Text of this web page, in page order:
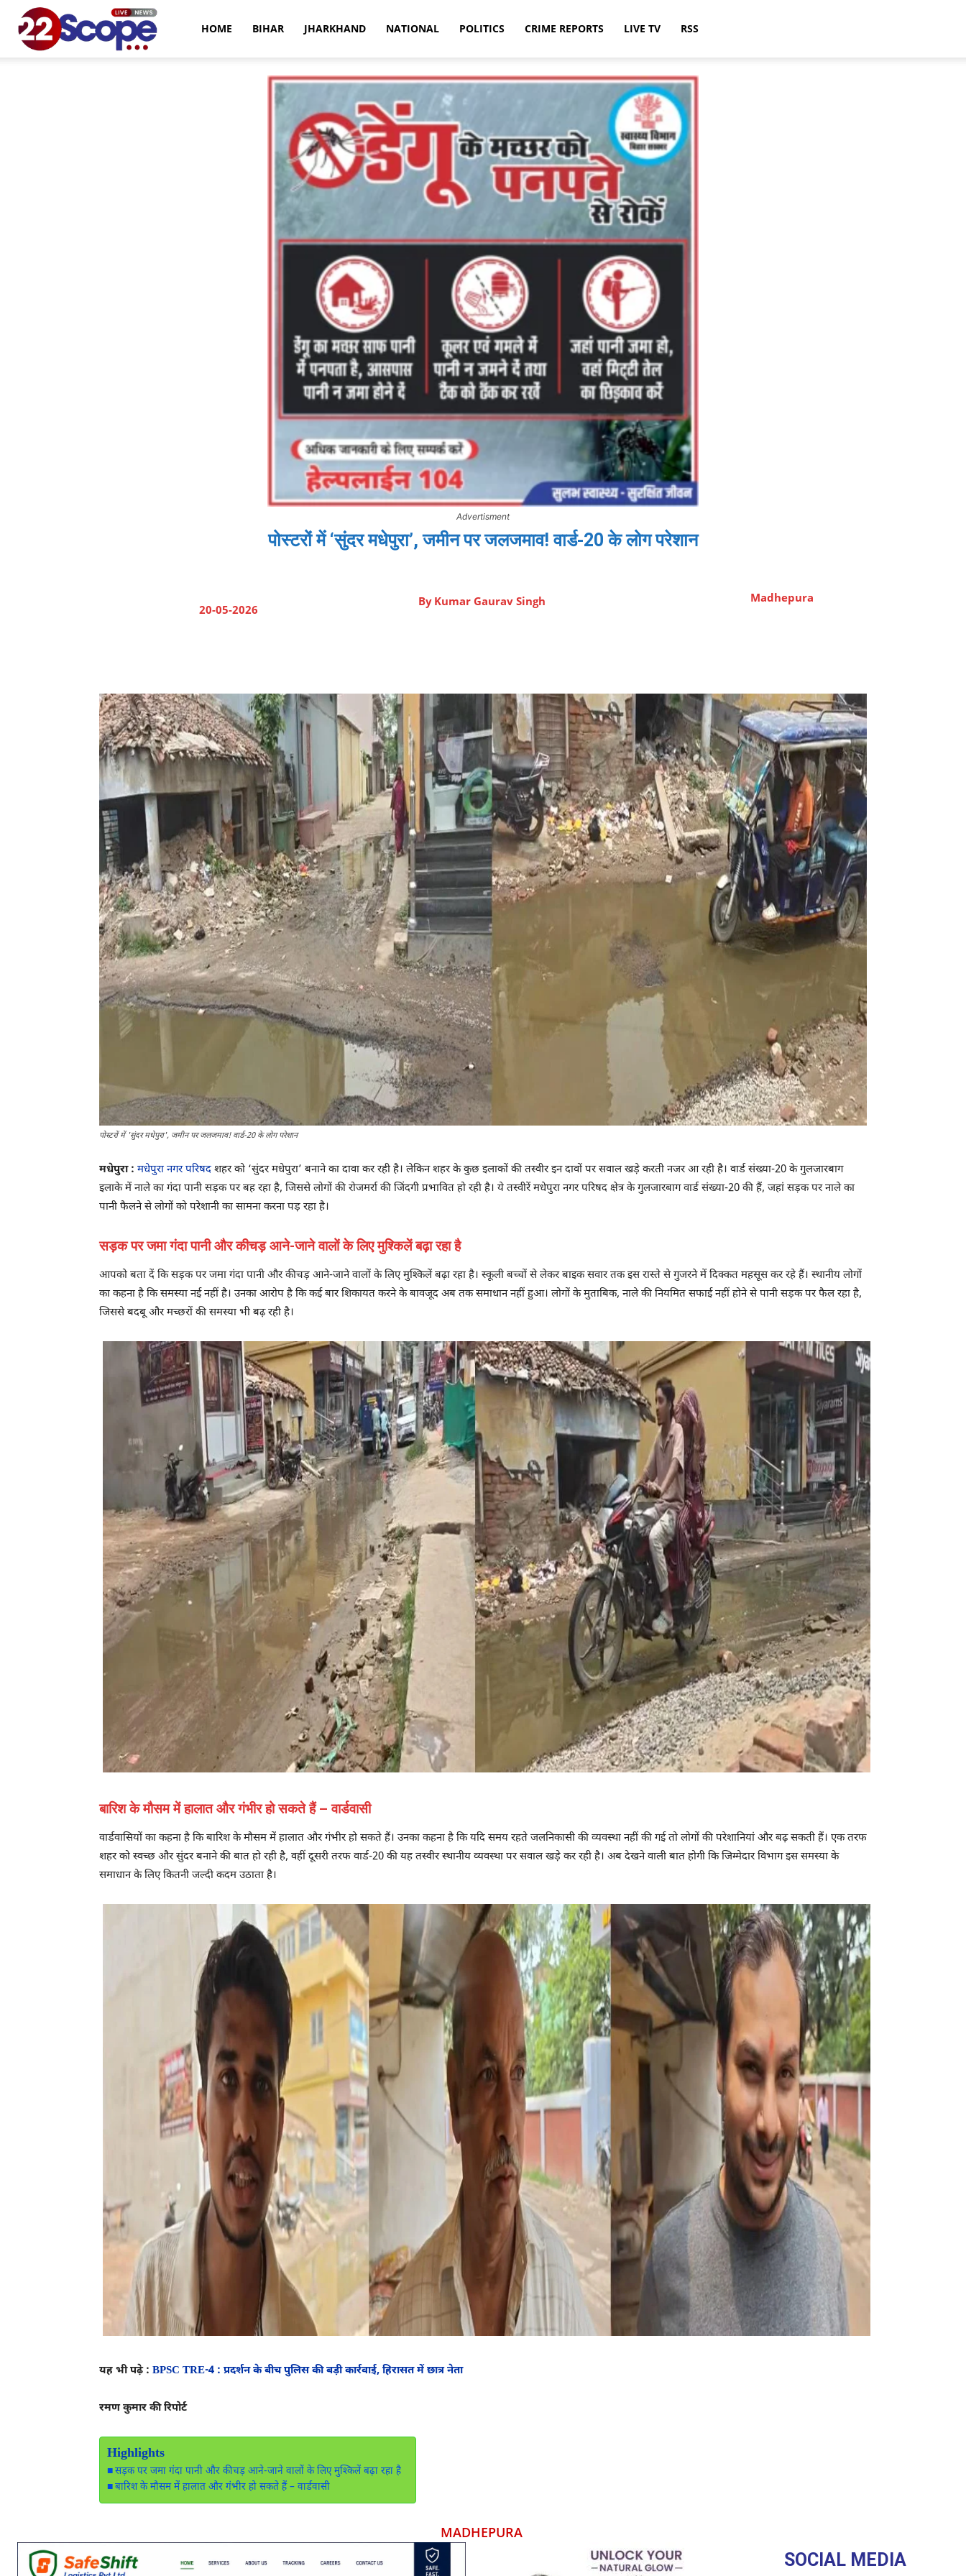
HOME BIHAR JHARKHAND NATIONAL POLITICS CRIME REPORTS LIVE TV RSS
Advertisment
पोस्टरों में ‘सुंदर मधेपुरा’, जमीन पर जलजमाव! वार्ड-20 के लोग परेशान
20-05-2026
By Kumar Gaurav Singh Madhepura
पोस्टरों में 'सुंदर मधेपुरा', जमीन पर जलजमाव! वार्ड-20 के लोग परेशान
मधेपुरा : मधेपुरा नगर परिषद शहर को ‘सुंदर मधेपुरा’ बनाने का दावा कर रही है। लेकिन शहर के कुछ इलाकों की तस्वीर इन दावों पर सवाल खड़े करती नजर आ रही है। वार्ड संख्या-20 के गुलजारबाग
इलाके में नाले का गंदा पानी सड़क पर बह रहा है, जिससे लोगों की रोजमर्रा की जिंदगी प्रभावित हो रही है। ये तस्वीरें मधेपुरा नगर परिषद क्षेत्र के गुलजारबाग वार्ड संख्या-20 की हैं, जहां सड़क पर नाले का
पानी फैलने से लोगों को परेशानी का सामना करना पड़ रहा है।
सड़क पर जमा गंदा पानी और कीचड़ आने-जाने वालों के लिए मुश्किलें बढ़ा रहा है
आपको बता दें कि सड़क पर जमा गंदा पानी और कीचड़ आने-जाने वालों के लिए मुश्किलें बढ़ा रहा है। स्कूली बच्चों से लेकर बाइक सवार तक इस रास्ते से गुजरने में दिक्कत महसूस कर रहे हैं। स्थानीय लोगों
का कहना है कि समस्या नई नहीं है। उनका आरोप है कि कई बार शिकायत करने के बावजूद अब तक समाधान नहीं हुआ। लोगों के मुताबिक, नाले की नियमित सफाई नहीं होने से पानी सड़क पर फैल रहा है,
जिससे बदबू और मच्छरों की समस्या भी बढ़ रही है।
बारिश के मौसम में हालात और गंभीर हो सकते हैं – वार्डवासी
वार्डवासियों का कहना है कि बारिश के मौसम में हालात और गंभीर हो सकते हैं। उनका कहना है कि यदि समय रहते जलनिकासी की व्यवस्था नहीं की गई तो लोगों की परेशानियां और बढ़ सकती हैं। एक तरफ
शहर को स्वच्छ और सुंदर बनाने की बात हो रही है, वहीं दूसरी तरफ वार्ड-20 की यह तस्वीर स्थानीय व्यवस्था पर सवाल खड़े कर रही है। अब देखने वाली बात होगी कि जिम्मेदार विभाग इस समस्या के
समाधान के लिए कितनी जल्दी कदम उठाता है।
यह भी पढ़े : BPSC TRE-4 : प्रदर्शन के बीच पुलिस की बड़ी कार्रवाई, हिरासत में छात्र नेता
रमण कुमार की रिपोर्ट
Highlights
सड़क पर जमा गंदा पानी और कीचड़ आने-जाने वालों के लिए मुश्किलें बढ़ा रहा है
बारिश के मौसम में हालात और गंभीर हो सकते हैं – वार्डवासी
MADHEPURA
SOCIAL MEDIA